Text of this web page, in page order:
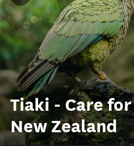
Tiaki - Care for
New Zealand